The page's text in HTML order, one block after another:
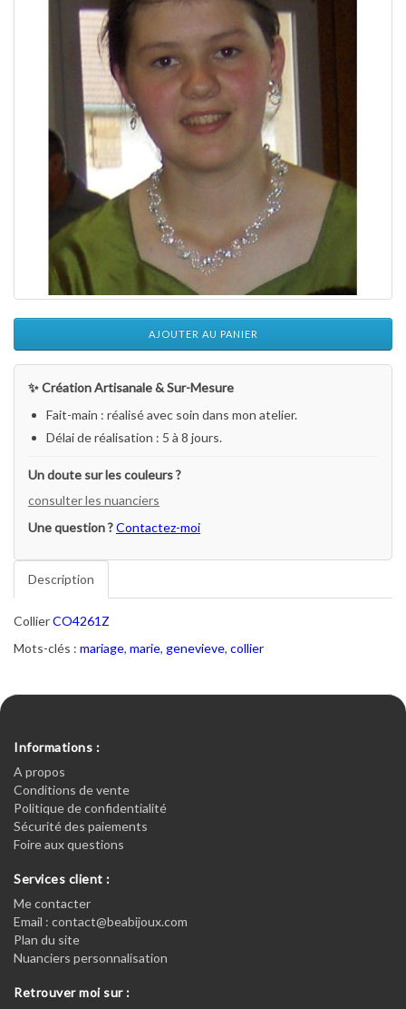
AJOUTER AU PANIER
✨ Création Artisanale & Sur-Mesure
Fait-main : réalisé avec soin dans mon atelier.
Délai de réalisation : 5 à 8 jours.
Un doute sur les couleurs ?
consulter les nuanciers
Une question ?Contactez-moi
Description
CollierCO4261Z
Mots-clés : mariage, marie, genevieve, collier
Informations :
A propos
Conditions de vente
Politique de confidentialité
Sécurité des paiements
Foire aux questions
Services client :
Me contacter
Email : contact@beabijoux.com
Plan du site
Nuanciers personnalisation
Retrouver moi sur :